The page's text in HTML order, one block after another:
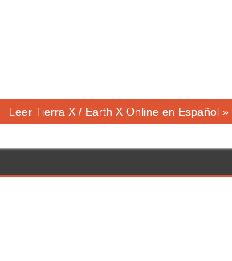
Siguiente
Leer Tierra X / Earth X Online en Español